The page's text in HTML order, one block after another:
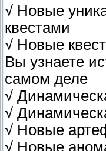
√ Новые
квестами
√ Новые
Вы узнаете
самом деле
√
√
√ Новые
√ Новые